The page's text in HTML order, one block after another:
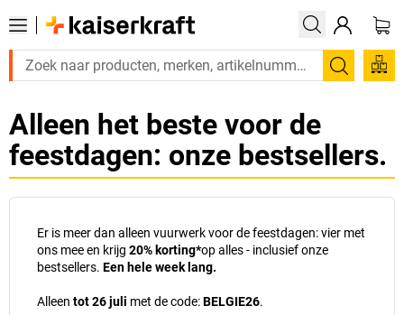
Zoeken
Alleen het beste voor de
feestdagen: onze bestsellers.
Er is meer dan alleen vuurwerk voor de feestdagen: vier met
ons mee en krijg 20% korting*op alles - inclusief onze
bestsellers. Een hele week lang.
Alleen tot 26 juli met de code:BELGIE26.